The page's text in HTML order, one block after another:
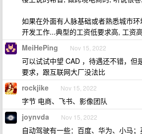
如果在外面有人脉基础或者熟悉城市
开发工作...典型的工资低要求高, 工资
MeiHePing Nov 15, 2022
可以试试中望 CAD ，待遇还不错，但
要求，跟互联网大厂没法比
rockjike Nov 15, 2022
字节 电商、飞书、影像团队
joynvda Nov 15, 2022
自动驾驶有一些：百度、华为、小马